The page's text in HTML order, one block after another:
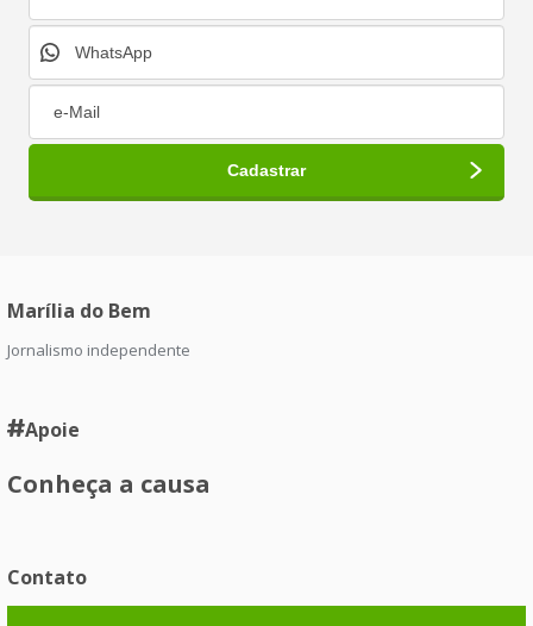
Marília do Bem
Jornalismo independente
Apoie
Conheça a causa
Contato